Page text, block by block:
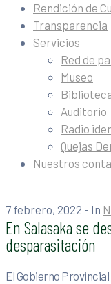
Rendición de
Transparencia
Servicios
Red de
Museo
Auditorio
Radio
Quejas
Nuestros
7 febrero, 2022 - In
En Salasaka se
desparasitación
El Gobierno